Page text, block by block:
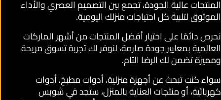
المنتجات عالية الجودة، تجمع بين التصميم العصري والأداء
الموثوق لتلبية كل احتياجات منزلك اليومية.
نحرص دائمًا على اختيار أفضل المنتجات من أشهر الماركات
العالمية بمعايير جودة صارمة، لنوفر لك تجربة تسوق مريحة
ومميزة تضمن لك الرضا التام.
سواء كنت تبحث عن أجهزة منزلية، أدوات مطبخ، أدوات
كهربائية، أو منتجات العناية بالمنزل، ستجد في شوبس